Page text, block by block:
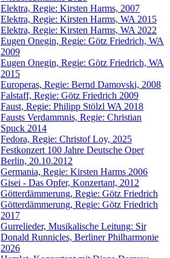
Elektra, Regie: Kirsten Harms, 2007
Elektra, Regie: Kirsten Harms, WA 2015
Elektra, Regie: Kirsten Harms, WA 2022
Eugen Onegin, Regie: Götz Friedrich, WA
2009
Eugen Onegin, Regie: Götz Friedrich, WA
2015
Europeras, Regie: Bernd Damovski, 2008
Falstaff, Regie: Götz Friedrich 2009
Faust, Regie: Philipp Stölzl WA 2018
Fausts Verdammnis, Regie: Christian
Spuck 2014
Fedora, Regie: Christof Loy, 2025
Festkonzert 100 Jahre Deutsche Oper
Berlin, 20.10.2012
Germania, Regie: Kirsten Harms 2006
Gisei - Das Opfer, Konzertant, 2012
Götterdämmerung, Regie: Götz Friedrich
Götterdämmerung, Regie: Götz Friedrich
2017
Gurrelieder, Musikalische Leitung: Sir
Donald Runnicles, Berliner Philharmonie
2026